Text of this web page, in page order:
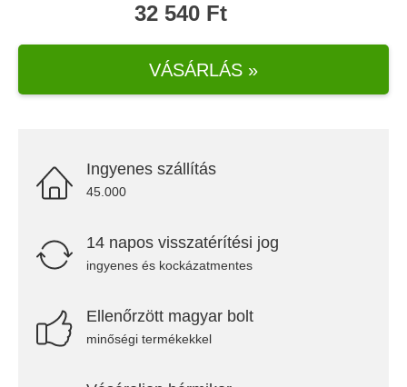
32 540 Ft
VÁSÁRLÁS »
Ingyenes szállítás
45.000
14 napos visszatérítési jog
ingyenes és kockázatmentes
Ellenőrzött magyar bolt
minőségi termékekkel